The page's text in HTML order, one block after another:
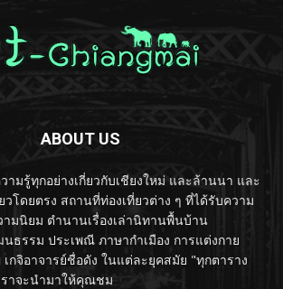
ABOUT US
ามรู้ทุกอย่างเกี่ยวกับเชียงใหม่ และล้านนา และ
วโดยตรง สถานที่ท่องเที่ยวต่าง ๆ ที่ได้รับความ
มนิยม ตำนานเรื่องเล่านิทานพื้นบ้าน
ธรรม ประเพณี ภาษากำเมือง การแต่งกาย
กจิอาจารย์ชื่อดัง ในแต่ละยุคสมัย "ทุกตาราง
ราจะนำมาให้คุณชม